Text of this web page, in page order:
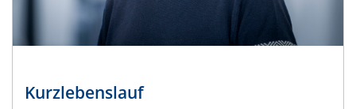
Kurzlebenslauf